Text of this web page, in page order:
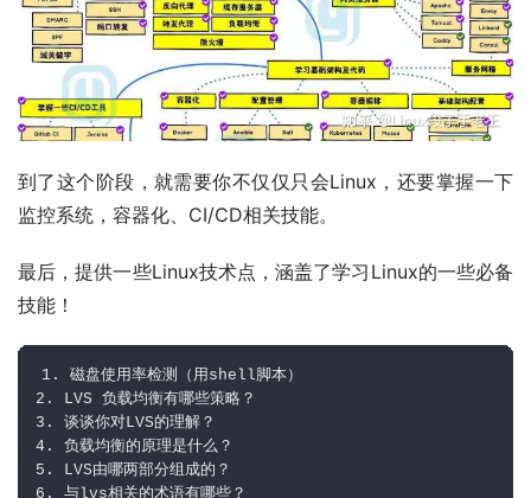
到了这个阶段，就需要你不仅仅只会Linux，还要掌握一下
监控系统，容器化、CI/CD相关技能。
最后，提供一些Linux技术点，涵盖了学习Linux的一些必备
技能！
1. 磁盘使用率检测（用shell脚本）
2. LVS 负载均衡有哪些策略？
3. 谈谈你对LVS的理解？
4. 负载均衡的原理是什么？
5. LVS由哪两部分组成的？